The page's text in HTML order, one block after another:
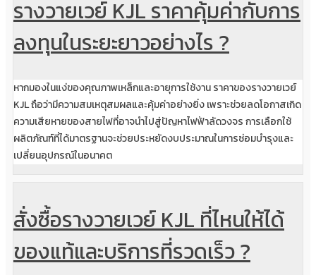
รางวายเวย์ KJL ราคาคุ้มค่ากับการ
ลงทุนในระยะยาวอย่างไร ?
หากมองในแง่ของคุณภาพเหล็กและอายุการใช้งาน ราคาของรางวายเวย์
KJL ถือว่ามีความสมเหตุสมผลและคุ้มค่าอย่างยิ่ง เพราะช่วยลดโอกาสเกิด
ความเสียหายของสายไฟที่อาจนำไปสู่ปัญหาไฟฟ้าลัดวงจร การเลือกใช้
ผลิตภัณฑ์ที่ได้มาตรฐานจะช่วยประหยัดงบประมาณในการซ่อมบำรุงและ
เปลี่ยนอุปกรณ์ในอนาคต
สั่งซื้อรางวายเวย์ KJL ที่ไหนให้ได้
ของแท้และบริการที่รวดเร็ว ?